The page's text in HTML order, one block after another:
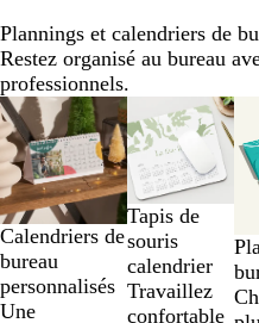
Plannings et calendriers de
Restez organisé au bureau
professionnels.
Calendriers de
bureau
personnalisés
Une
Tapis de
souris
calendrier
Travaillez
confortable
Diapositives
1
à
2
sur
4